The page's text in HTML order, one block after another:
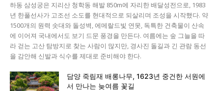
하동 삼성궁은 지리산 청학동 해발 850m에 자리한 배달성전으로, 1983
년 한풀선사가 고조선 소도를 현대적으로 되살리며 조성을 시작했다. 약
1500개의 원력 솟대와 돌성벽, 에메랄드빛 연못, 독특한 건축물이 산속
에 이어져 국내에서도 보기 드문 풍경을 만든다. 여름에는 숲 그늘을 따
라 걷는 고산 탐방지로 찾는 사람이 많지만, 경사진 돌길과 긴 관람 동선
을 감안해 신발과 식수를 제대로 준비해야 한다.
담양 죽림재 배롱나무, 1623년 중건한 서원에
서 만나는 늦여름 꽃길